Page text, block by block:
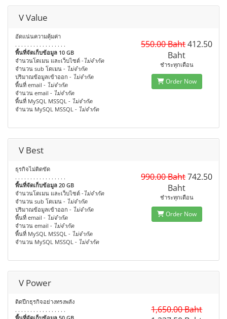
V Value
อัดแน่นความคุ้มค่า
. . . . . . . . . . . . . . . . .
พื้นที่จัดเก็บข้อมูล 10 GB
จำนวนโดเมน และเว็บไซต์ -ไม่จำกัด
จำนวน sub โดเมน - ไม่จำกัด
ปริมาณข้อมูลเข้าออก - ไม่จำกัด
พื้นที่ email - ไม่จำกัด
จำนวน email - ไม่จำกัด
พื้นที่ MySQL MSSQL - ไม่จำกัด
จำนวน MySQL MSSQL - ไม่จำกัด
550.00 Baht412.50
Baht
ชำระทุกเดือน
Order Now
V ​Best
ธุรกิจไม่ติดขัด
. . . . . . . . . . . . . . . . .
พื้นที่จัดเก็บข้อมูล 20 GB
จำนวนโดเมน และเว็บไซต์ -ไม่จำกัด
จำนวน sub โดเมน - ไม่จำกัด
ปริมาณข้อมูลเข้าออก - ไม่จำกัด
พื้นที่ email - ไม่จำกัด
จำนวน email - ไม่จำกัด
พื้นที่ MySQL MSSQL - ไม่จำกัด
จำนวน MySQL MSSQL - ไม่จำกัด
990.00 Baht742.50
Baht
ชำระทุกเดือน
Order Now
V Power
ติดปีกธุรกิจอย่างทรงพลัง
. . . . . . . . . . . . . . . . .
1,650.00 Baht